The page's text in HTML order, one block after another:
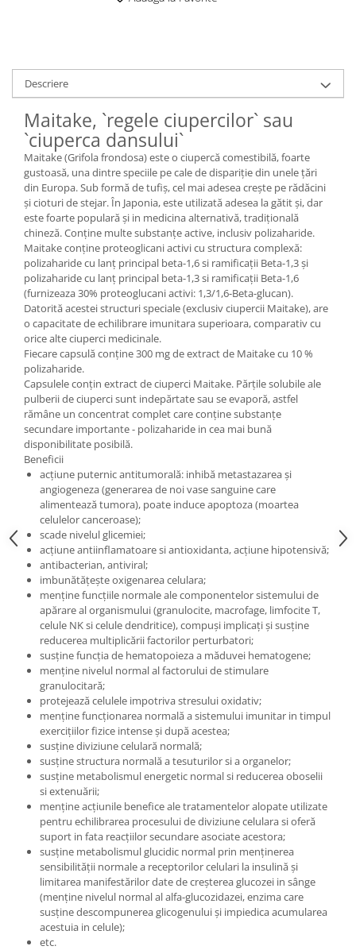
Somn usor
Produse sanatate sexuala
Produse pentru Ea
Potenta barbati
Produse pentru sportivi
Proteine
Suplimente fitness
Batoane proteice
Pentru antrenament
Mama si copilul
Produse pentru copii
Sarcina si alaptare
Lapte
Paste
Snacksuri
Superalimente
Atelierul de cafea si ceaiuri
Cafea
Ceaiuri simple
Ceaiuri medicinale compuse
Ceaiuri Maté
Cafea verde
Ulei de Cocos
Ulei de cocos de uz alimentar
Ulei de cocos de uz cosmetic
Alte produse din Cocos
Descriere
Maitake, `regele ciupercilor` sau
`ciuperca dansului`
Maitake (Grifola frondosa) este o ciupercă comestibilă, foarte
gustoasă, una dintre speciile pe cale de dispariție din unele țări
din Europa. Sub formă de tufiș, cel mai adesea crește pe rădăcini
și cioturi de stejar. În Japonia, este utilizată adesea la gătit și, dar
este foarte populară și in medicina alternativă, tradițională
chineză. Conține multe substanțe active, inclusiv polizaharide.
Maitake conține proteoglicani activi cu structura complexă:
polizaharide cu lanț principal beta-1,6 si ramificații Beta-1,3 și
polizaharide cu lanț principal beta-1,3 si ramificații Beta-1,6
(furnizeaza 30% proteoglucani activi: 1,3/1,6-Beta-glucan).
Datorită acestei structuri speciale (exclusiv ciupercii Maitake), are
o capacitate de echilibrare imunitara superioara, comparativ cu
orice alte ciuperci medicinale.
Fiecare capsulă conține 300 mg de extract de Maitake cu 10 %
polizaharide.
Capsulele conțin extract de ciuperci Maitake. Părțile solubile ale
pulberii de ciuperci sunt indepărtate sau se evaporă, astfel
rămâne un concentrat complet care conține substanțe
secundare importante - polizaharide in cea mai bună
disponibilitate posibilă.
Beneficii
acțiune puternic antitumorală: inhibă metastazarea și
angiogeneza (generarea de noi vase sanguine care
alimentează tumora), poate induce apoptoza (moartea
celulelor canceroase);
scade nivelul glicemiei;
acțiune antiinflamatoare si antioxidanta, acțiune hipotensivă;
antibacterian, antiviral;
imbunătățește oxigenarea celulara;
menține funcțiile normale ale componentelor sistemului de
apărare al organismului (granulocite, macrofage, limfocite T,
celule NK si celule dendritice), compuși implicați și susține
reducerea multiplicării factorilor perturbatori;
susține funcția de hematopoieza a măduvei hematogene;
menține nivelul normal al factorului de stimulare
granulocitară;
protejează celulele impotriva stresului oxidativ;
menține funcționarea normală a sistemului imunitar in timpul
exercițiilor fizice intense și după acestea;
susținediviziune celulară normală;
susține structura normală a tesuturilor si a organelor;
susține metabolismul energetic normal si reducerea oboselii
siextenuării;
menține acțiunile benefice ale tratamentelor alopate utilizate
pentru echilibrarea procesului de diviziune celulara si oferă
suport in fata reacțiilor secundare asociate acestora;
susține metabolismul glucidic normal prin menținerea
sensibilității normale a receptorilor celulari la insulină și
limitarea manifestărilor date de creșterea glucozei in sânge
(menține nivelul normal al alfa-glucozidazei, enzima care
susține descompunerea glicogenului și impiedica acumularea
acestuia in celule);
etc.